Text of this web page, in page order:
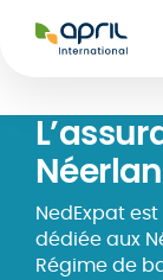
NedExpat
dédiée aux
Régime de